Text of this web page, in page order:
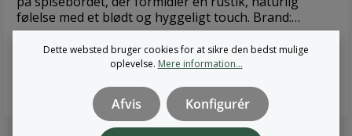
følelse med et blødt og hyggeligt touch. Brand:
FondacoStørrelse: 35x120cmMateriale: 60% jute og
40% bomuld
Dette websted bruger cookies for at sikre den bedst mulige
oplevelse. Mere information...
Afvis Konfigurér